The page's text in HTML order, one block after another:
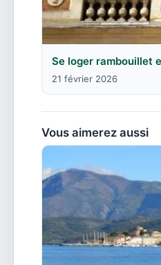
Se loger rambouillet
21 février 2026
Vous aimerez aussi